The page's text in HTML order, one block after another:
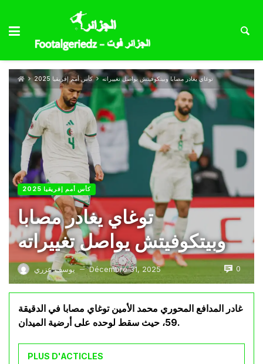
كأس أمم إفريقيا 2025 توغاي يغادر مصابا وبيتكوفيتش يواصل تغييراته
كأس أمم إفريقيا 2025
توغاي يغادر مصابا
وبيتكوفيتش يواصل تغييراته
يوسف عزري — Décembre 31, 2025 0
غادر المدافع المحوري محمد الأمين توغاي مصابا في الدقيقة
59، حيث سقط لوحده على أرضية الميدان.
PLUS D'ACTICLES